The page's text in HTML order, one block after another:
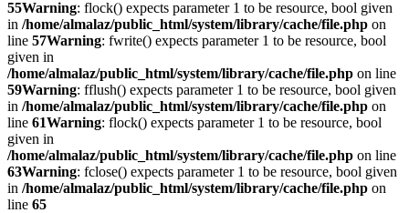
55Warning: flock() expects parameter 1 to be resource, bool given
in /home/almalaz/public_html/system/library/cache/file.php on
line 57Warning: fwrite() expects parameter 1 to be resource, bool
given in
/home/almalaz/public_html/system/library/cache/file.php on line
59Warning: fflush() expects parameter 1 to be resource, bool given
in /home/almalaz/public_html/system/library/cache/file.php on
line 61Warning: flock() expects parameter 1 to be resource, bool
given in
/home/almalaz/public_html/system/library/cache/file.php on line
63Warning: fclose() expects parameter 1 to be resource, bool given
in /home/almalaz/public_html/system/library/cache/file.php on
line 65